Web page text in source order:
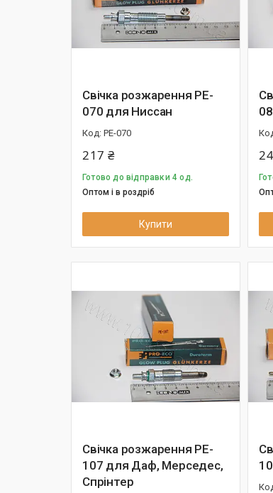
Свічка розжарення PE-
070 для Ниссан
PE-070
217 ₴
Готово до відправки 4 од.
Оптом і в роздріб
Купити
Свічка розжарення PE-
107 для Даф, Мерседес,
Спрінтер